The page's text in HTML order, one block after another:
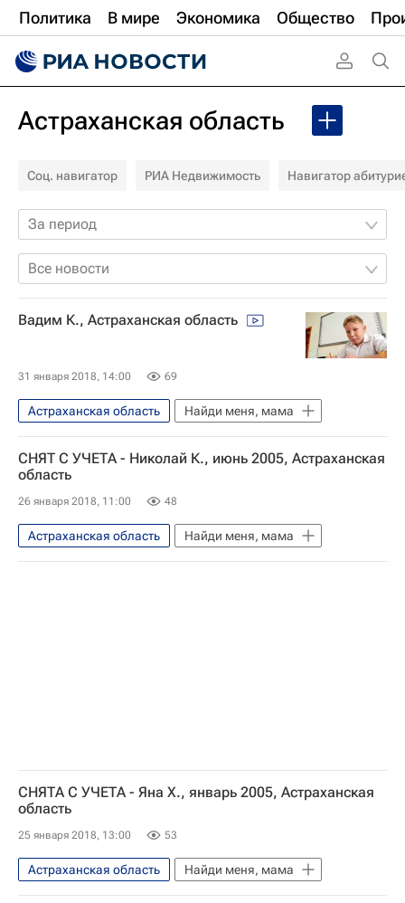
Политика В мире Экономика Общество
Астраханская область
Соц. навигатор РИА Недвижимость Навигатор
За период
Все новости
Вадим К., Астраханская область
31 января 2018, 14:00 69
Астраханская область Найди меня, мама
СНЯТ С УЧЕТА - Николай К., июнь 2005, Астраханская
область
26 января 2018, 11:00 48
Астраханская область Найди меня, мама
СНЯТА С УЧЕТА - Яна Х., январь 2005, Астраханская
область
25 января 2018, 13:00 53
Астраханская область Найди меня, мама